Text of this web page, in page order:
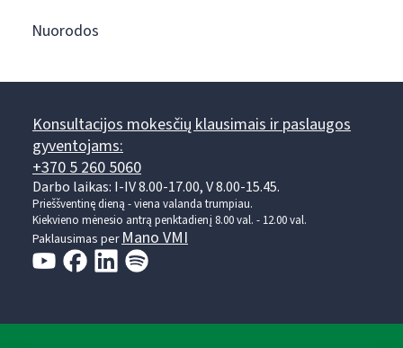
Nuorodos
Konsultacijos mokesčių klausimais ir paslaugos
gyventojams:
+370 5 260 5060
Darbo laikas: I-IV 8.00-17.00, V 8.00-15.45.
Prieššventinę dieną - viena valanda trumpiau.
Kiekvieno mėnesio antrą penktadienį 8.00 val. - 12.00 val.
Paklausimas per Mano VMI